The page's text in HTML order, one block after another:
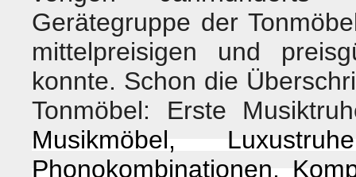
Gerätegruppe der
mittelpreisigen und
konnte. Schon die
Tonmöbel: Erste
Musikmöbel,
Phonokombinationen,